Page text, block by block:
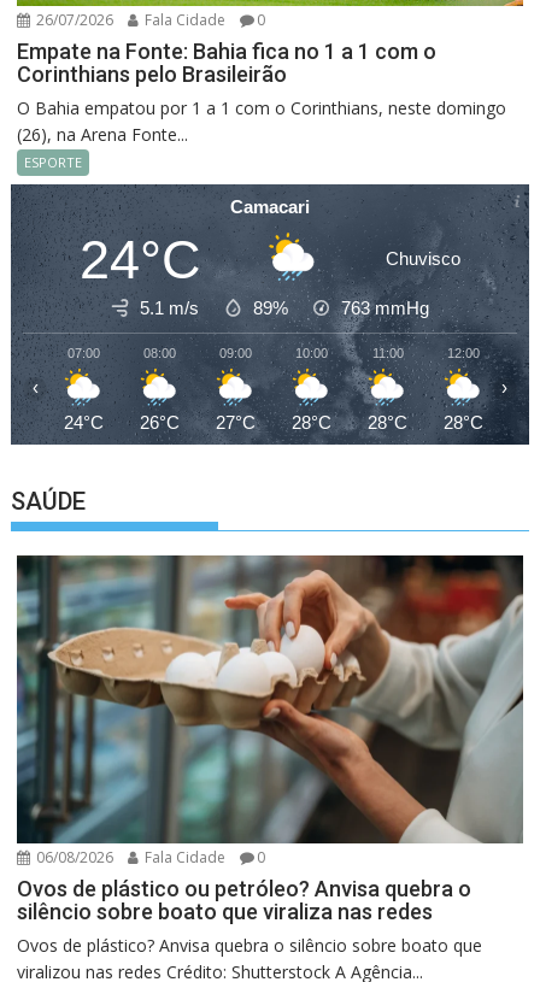
26/07/2026 Fala Cidade 0
Empate na Fonte: Bahia fica no 1 a 1 com o
Corinthians pelo Brasileirão
O Bahia empatou por 1 a 1 com o Corinthians, neste domingo
(26), na Arena Fonte...
ESPORTE
Camacari
24°C Chuvisco
5.1 m/s 89% 763mmHg
07:00
24°C
08:00
26°C
09:00
27°C
10:00
28°C
11:00
28°C
12:00
28°C
‹ ›
SAÚDE
06/08/2026 Fala Cidade 0
Ovos de plástico ou petróleo? Anvisa quebra o
silêncio sobre boato que viraliza nas redes
Ovos de plástico? Anvisa quebra o silêncio sobre boato que
viralizou nas redes Crédito: Shutterstock A Agência...